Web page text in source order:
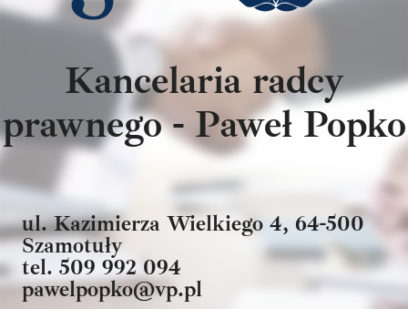
Kancelaria radcy
prawnego - Paweł Popko
ul. Kazimierza Wielkiego 4, 64-500
Szamotuły
tel. 509 992 094
pawelpopko@vp.pl